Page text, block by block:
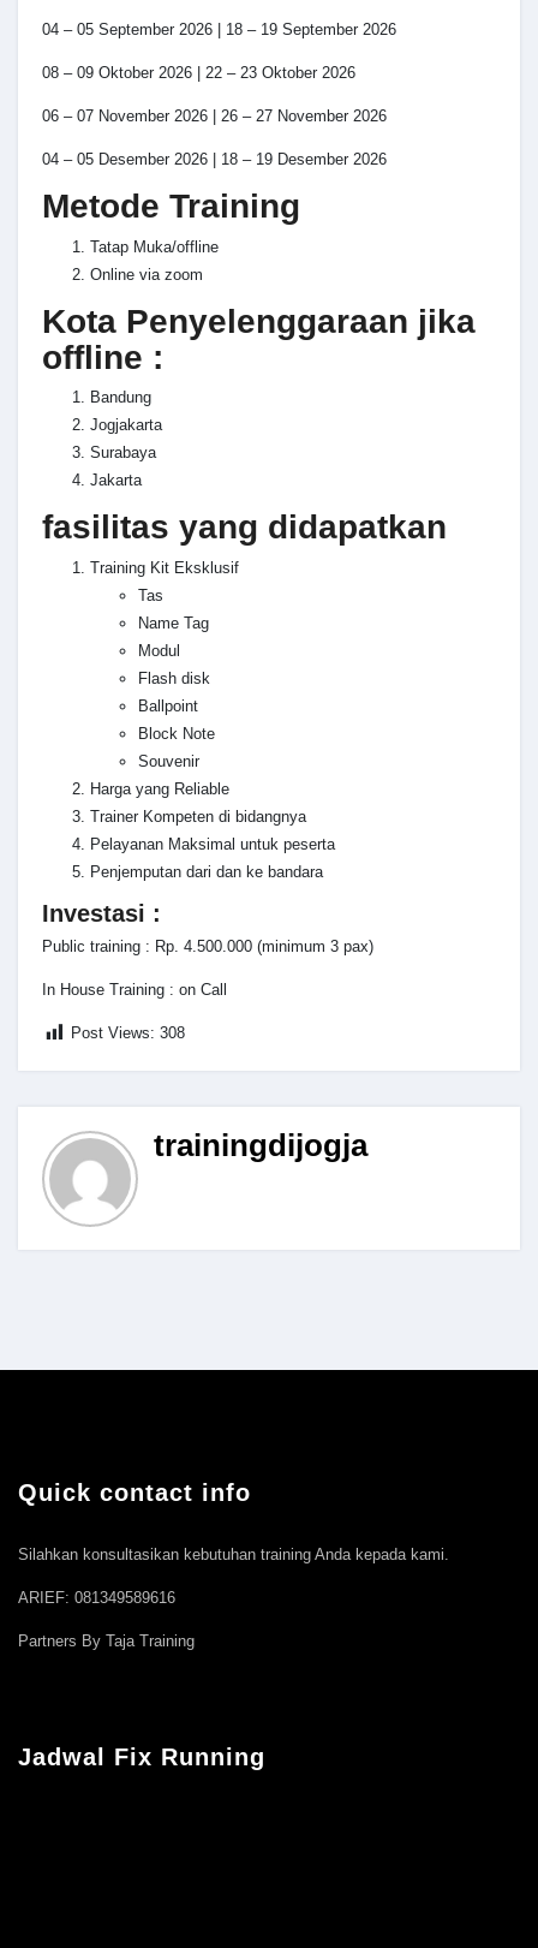
04 – 05 September 2026 | 18 – 19 September 2026
08 – 09 Oktober 2026 | 22 – 23 Oktober 2026
06 – 07 November 2026 | 26 – 27 November 2026
04 – 05 Desember 2026 | 18 – 19 Desember 2026
Metode Training
Tatap Muka/offline
Online via zoom
Kota Penyelenggaraan jika
offline :
Bandung
Jogjakarta
Surabaya
Jakarta
fasilitas yang didapatkan
Training Kit Eksklusif
Tas
Name Tag
Modul
Flash disk
Ballpoint
Block Note
Souvenir
Harga yang Reliable
Trainer Kompeten di bidangnya
Pelayanan Maksimal untuk peserta
Penjemputan dari dan ke bandara
Investasi :
Public training : Rp. 4.500.000 (minimum 3 pax)
In House Training : on Call
Post Views: 308
trainingdijogja
Quick contact info
Silahkan konsultasikan kebutuhan training Anda kepada kami.
ARIEF: 081349589616
Partners By Taja Training
Jadwal Fix Running